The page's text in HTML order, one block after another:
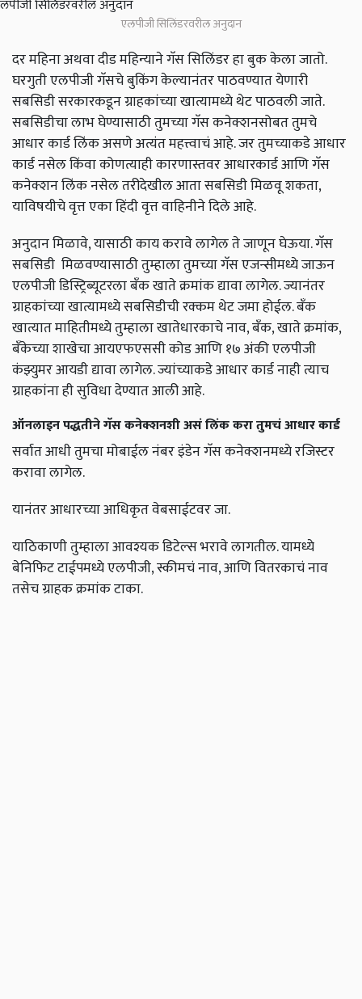
एलपीजी सिलिंडरवरील अनुदान
दर महिना अथवा दीड महिन्याने गॅस सिलिंडर हा बुक केला जातो.
घरगुती एलपीजी गॅसचे बुकिंग केल्यानंतर पाठवण्यात येणारी
सबसिडी सरकारकडून ग्राहकांच्या खात्यामध्ये थेट पाठवली जाते.
सबसिडीचा लाभ घेण्यासाठी तुमच्या गॅस कनेक्शनसोबत तुमचे
आधार कार्ड लिंक असणे अत्यंत महत्त्वाचं आहे. जर तुमच्याकडे आधार
कार्ड नसेल किंवा कोणत्याही कारणास्तवर आधारकार्ड आणि गॅस
कनेक्शन लिंक नसेल तरीदेखील आता सबसिडी मिळवू शकता,
याविषयीचे वृत्त एका हिंदी वृत्त वाहिनीने दिले आहे.
अनुदान मिळावे, यासाठी काय करावे लागेल ते जाणून घेऊया. गॅस
सबसिडी मिळवण्यासाठी तुम्हाला तुमच्या गॅस एजन्सीमध्ये जाऊन
एलपीजी डिस्ट्रिब्यूटरला बँक खाते क्रमांक द्यावा लागेल. ज्यानंतर
ग्राहकांच्या खात्यामध्ये सबसिडीची रक्कम थेट जमा होईल. बँक
खात्यात माहितीमध्ये तुम्हाला खातेधारकाचे नाव,बँक,खाते क्रमांक,
बँकेच्या शाखेचा आयएफएससी कोड आणि १७ अंकी एलपीजी
कंझ्युमर आयडी द्यावा लागेल. ज्यांच्याकडे आधार कार्ड नाही त्याच
ग्राहकांना ही सुविधा देण्यात आली आहे.
ऑनलाइन पद्धतीने गॅस कनेक्शनशी असं लिंक करा तुमचं आधार कार्ड
सर्वात आधी तुमचा मोबाईल नंबर इंडेन गॅस कनेक्शनमध्ये रजिस्टर
करावा लागेल.
यानंतर आधारच्या आधिकृत वेबसाईटवर जा.
याठिकाणी तुम्हाला आवश्यक डिटेल्स भरावे लागतील. यामध्ये
बेनिफिट टाईपमध्ये एलपीजी,स्कीमचं नाव,आणि वितरकाचं नाव
तसेच ग्राहक क्रमांक टाका.